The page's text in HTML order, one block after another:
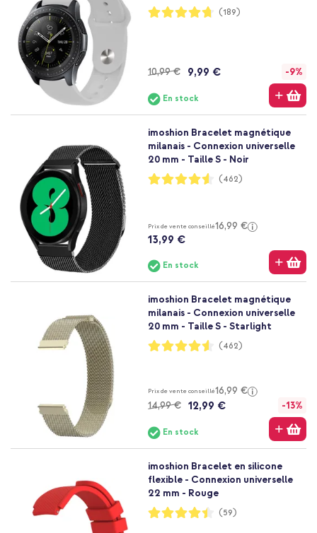
Notation:
94%
(189)
10,99 € 9,99 € -9%
En stock
imoshion Bracelet magnétique
milanais - Connexion universelle
20 mm - Taille S - Noir
Notation:
91%
(462)
Prix de vente conseillé16,99 €
13,99 €
En stock
imoshion Bracelet magnétique
milanais - Connexion universelle
20 mm - Taille S - Starlight
Notation:
91%
(462)
Prix de vente conseillé16,99 €
14,99 € 12,99 € -13%
En stock
imoshion Bracelet en silicone
flexible - Connexion universelle
22 mm - Rouge
Notation:
89%
(59)